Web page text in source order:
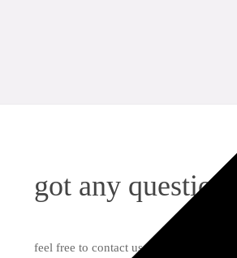
got any questions?
feel free to contact us